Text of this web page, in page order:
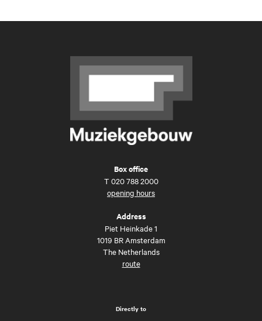
Box office
T 020 788 2000
opening hours
Address
Piet Heinkade 1
1019 BR Amsterdam
The Netherlands
route
Directly to